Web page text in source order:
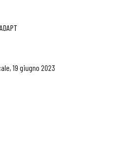
19 giugno 2023